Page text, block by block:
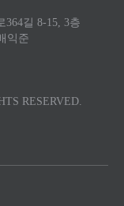
364길 8-15, 3층
익준
RESERVED.